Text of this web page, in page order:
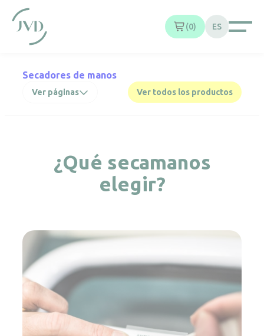
0 ES
Secadores de manos
Ver páginas Ver todos los productos
¿Qué secamanos
elegir?
Panel de gestión de cookies